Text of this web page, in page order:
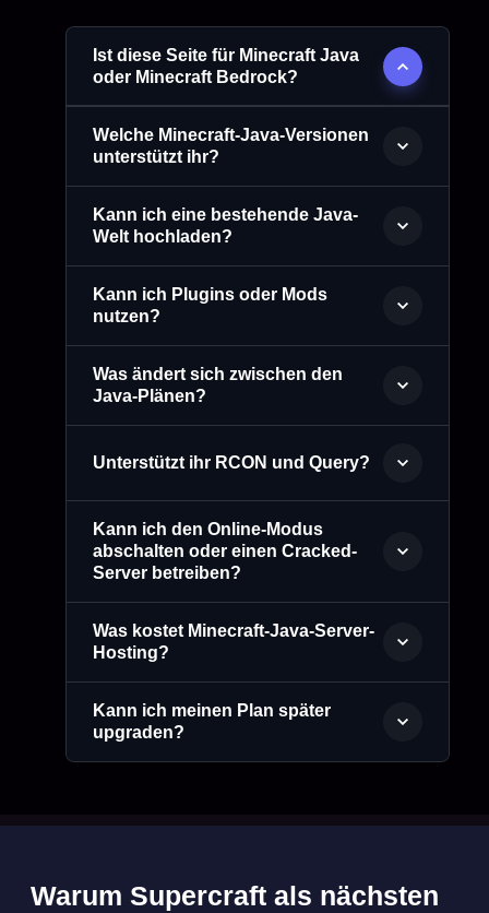
Ist diese Seite für Minecraft Java
oder Minecraft Bedrock?
Welche Minecraft-Java-Versionen
unterstützt ihr?
Kann ich eine bestehende Java-
Welt hochladen?
Kann ich Plugins oder Mods
nutzen?
Was ändert sich zwischen den
Java-Plänen?
Unterstützt ihr RCON und Query?
Kann ich den Online-Modus
abschalten oder einen Cracked-
Server betreiben?
Was kostet Minecraft-Java-Server-
Hosting?
Kann ich meinen Plan später
upgraden?
Warum Supercraft als nächsten